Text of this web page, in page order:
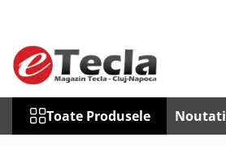
Toate Produsele
Accesorii Diverse
Accesorii auto
Auto accesorii scule
Toate Produsele Noutati